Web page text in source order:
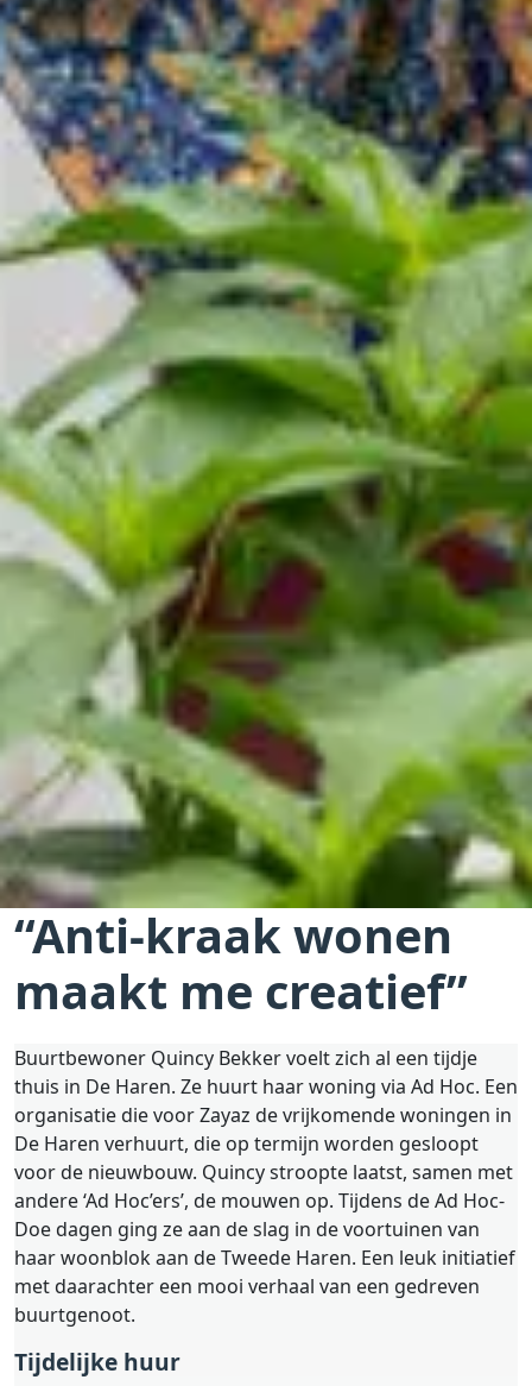
“Anti-kraak wonen
maakt me creatief”
Buurtbewoner Quincy Bekker voelt zich al een tijdje
thuis in De Haren. Ze huurt haar woning via Ad Hoc. Een
organisatie die voor Zayaz de vrijkomende woningen in
De Haren verhuurt, die op termijn worden gesloopt
voor de nieuwbouw. Quincy stroopte laatst, samen met
andere ‘Ad Hoc’ers’, de mouwen op. Tijdens de Ad Hoc-
Doe dagen ging ze aan de slag in de voortuinen van
haar woonblok aan de Tweede Haren. Een leuk initiatief
met daarachter een mooi verhaal van een gedreven
buurtgenoot.
Tijdelijke huur